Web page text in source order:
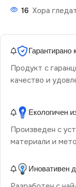
16 Хора
Гарантирано
Продукт с
качество и
Екологичен
Произведен с
материали и
Иновативен